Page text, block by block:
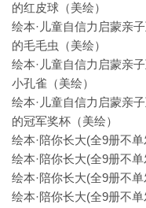
的红皮球（美绘）
绘本·儿童自信力启蒙亲
的毛毛虫（美绘）
绘本·儿童自信力启蒙亲
小孔雀（美绘）
绘本·儿童自信力启蒙亲
的冠军奖杯（美绘）
绘本·陪你长大(全9册不
绘本·陪你长大(全9册不
绘本·陪你长大(全9册不
绘本·陪你长大(全9册不